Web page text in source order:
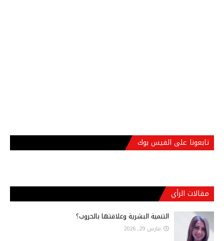
تابعونا على الفيس بوك
مقالات الرأي
التنمية البشرية وعلاقتها بالحروب؟
مارس 29, 2026